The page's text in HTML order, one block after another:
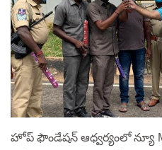
హోప్ ఫౌండేషన్ ఆధ్వర్యంలో న్యూ